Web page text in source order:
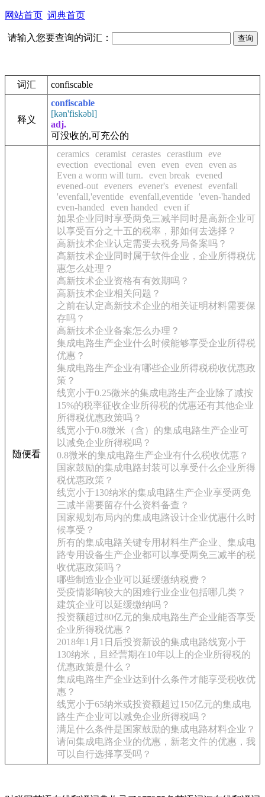
网站首页 词典首页
请输入您要查询的词汇：
词汇 confiscable
释义
confiscable
[kən'fiskəbl]
adj.
可没收的,可充公的
随便看
ceramics ceramist cerastes cerastium
eve
evection
evectional even even even
even as
Even a worm will turn.
even break
evened
evened-out eveners evener's evenest evenfall
'evenfall,'eventide evenfall,eventide 'even-'handed
even-handed
even handed
even if
如果企业同时享受两免三减半同时是高新企业可
以享受百分之十五的税率，那如何去选择？
高新技术企业认定需要去税务局备案吗？
高新技术企业同时属于软件企业，企业所得税优
惠怎么处理？
高新技术企业资格有有效期吗？
高新技术企业相关问题？
之前在认定高新技术企业的相关证明材料需要保
存吗？
高新技术企业备案怎么办理？
集成电路生产企业什么时候能够享受企业所得税
优惠？
集成电路生产企业有哪些企业所得税税收优惠政
策？
线宽小于0.25微米的集成电路生产企业除了减按
15%的税率征收企业所得税的优惠还有其他企业
所得税优惠政策吗？
线宽小于0.8微米（含）的集成电路生产企业可
以减免企业所得税吗？
0.8微米的集成电路生产企业有什么税收优惠？
国家鼓励的集成电路封装可以享受什么企业所得
税优惠政策？
线宽小于130纳米的集成电路生产企业享受两免
三减半需要留存什么资料备查？
国家规划布局内的集成电路设计企业优惠什么时
候享受？
所有的集成电路关键专用材料生产企业、集成电
路专用设备生产企业都可以享受两免三减半的税
收优惠政策吗？
哪些制造业企业可以延缓缴纳税费？
受疫情影响较大的困难行业企业包括哪几类？
建筑企业可以延缓缴纳吗？
投资额超过80亿元的集成电路生产企业能否享受
企业所得税优惠？
2018年1月1日后投资新设的集成电路线宽小于
130纳米，且经营期在10年以上的企业所得税的
优惠政策是什么？
集成电路生产企业达到什么条件才能享受税收优
惠？
线宽小于65纳米或投资额超过150亿元的集成电
路生产企业可以减免企业所得税吗？
满足什么条件是国家鼓励的集成电路材料企业？
请问集成电路企业的优惠，新老文件的优惠，我
可以自行选择享受吗？